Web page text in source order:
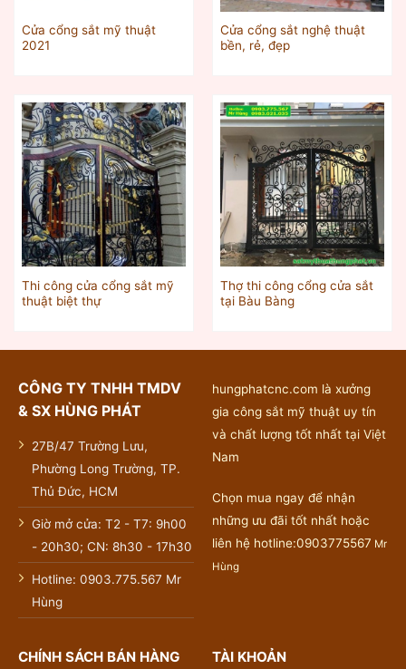
Cửa cổng sắt mỹ thuật
2021
Cửa cổng sắt nghệ thuật
bền, rẻ, đẹp
Thi công cửa cổng sắt mỹ
thuật biệt thự
Thợ thi công cổng cửa sắt
tại Bàu Bàng
CÔNG TY TNHH TMDV
& SX HÙNG PHÁT
27B/47 Trường Lưu,
Phường Long Trường, TP.
Thủ Đức, HCM
Giờ mở cửa: T2 - T7: 9h00
- 20h30; CN: 8h30 - 17h30
Hotline: 0903.775.567 Mr
Hùng
hungphatcnc.com là xưởng
gia công sắt mỹ thuật uy tín
và chất lượng tốt nhất tại Việt
Nam
Chọn mua ngay để nhận
những ưu đãi tốt nhất hoặc
liên hệ hotline:0903775567 Mr
Hùng
CHÍNH SÁCH BÁN HÀNG TÀI KHOẢN